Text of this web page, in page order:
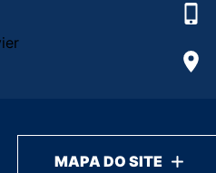
MAPA DO SITE